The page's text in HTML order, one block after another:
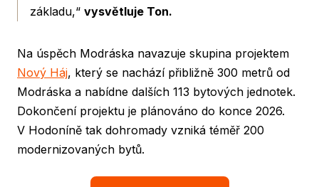
základu,“ vysvětluje Ton.
Na úspěch Modráska navazuje skupina projektem
Nový Háj, který se nachází přibližně 300 metrů od
Modráska a nabídne dalších 113 bytových jednotek.
Dokončení projektu je plánováno do konce 2026.
V Hodoníně tak dohromady vzniká téměř 200
modernizovaných bytů.